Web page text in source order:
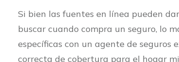
Si bien las fuentes en línea pueden
buscar cuando compra un seguro, lo
específicas con un agente de
correcta de cobertura para el hogar